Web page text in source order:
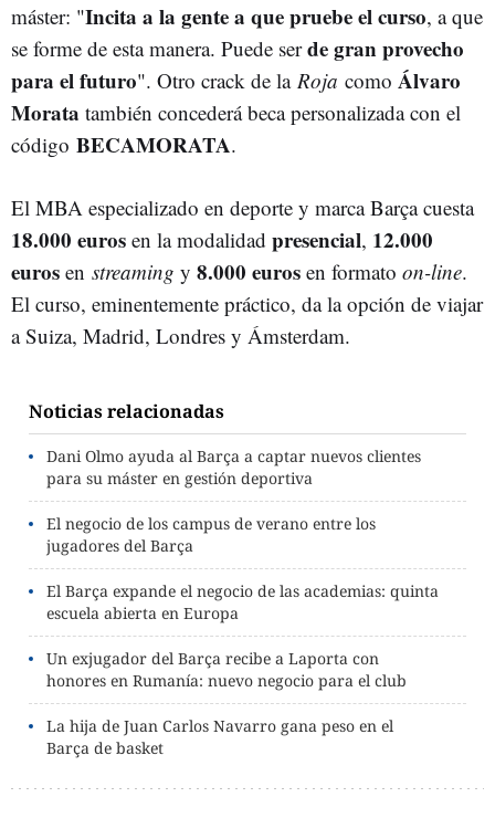
máster: "Incita a la gente a que pruebe el curso, a que
se forme de esta manera. Puede serde gran provecho
para el futuro". Otro crack de la Roja como Álvaro
Morata también concederá beca personalizada con el
código BECAMORATA.
El MBA especializado en deporte y marca Barça cuesta
18.000 euros en la modalidad presencial, 12.000
euros en streaming y 8.000 euros en formato on-line.
El curso, eminentemente práctico, da la opción de viajar
a Suiza, Madrid, Londres y Ámsterdam.
Noticias relacionadas
Dani Olmo ayuda al Barça a captar nuevos clientes
para su máster en gestión deportiva
El negocio de los campus de verano entre los
jugadores del Barça
El Barça expande el negocio de las academias: quinta
escuela abierta en Europa
Un exjugador del Barça recibe a Laporta con
honores en Rumanía: nuevo negocio para el club
La hija de Juan Carlos Navarro gana peso en el
Barça de basket